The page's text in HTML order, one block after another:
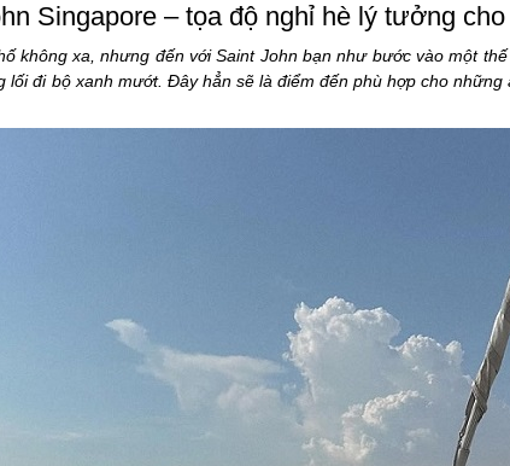
Singapore – tọa độ nghỉ hè lý tưởng
không xa, nhưng đến với Saint John bạn như bước vào một
lối đi bộ xanh mướt. Đây hẳn sẽ là điểm đến phù hợp cho những